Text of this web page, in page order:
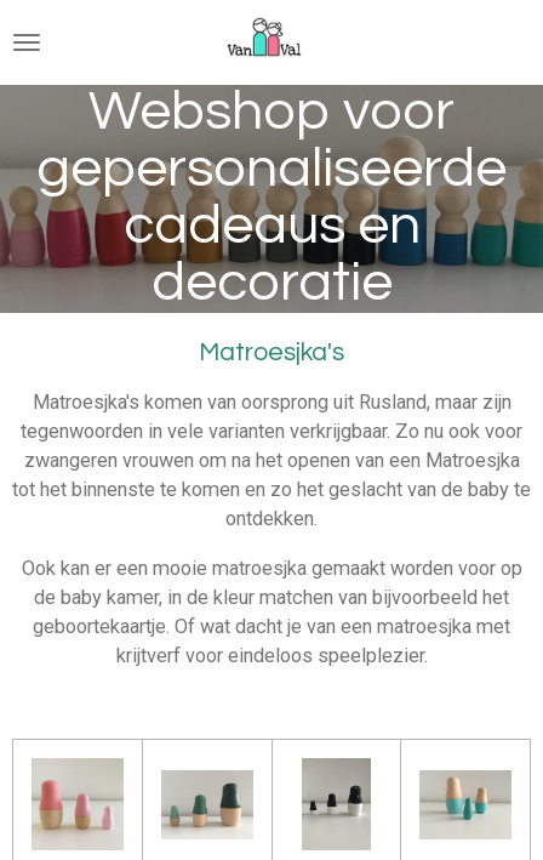
direct
naar
Webshop voor
gepersonaliseerde
cadeaus en
decoratie
Matroesjka's
Matroesjka's komen van oorsprong uit Rusland, maar zijn
tegenwoorden in vele varianten verkrijgbaar. Zo nu ook voor
zwangeren vrouwen om na het openen van een Matroesjka
tot het binnenste te komen en zo het geslacht van de baby te
ontdekken.
Ook kan er een mooie matroesjka gemaakt worden voor op
de baby kamer, in de kleur matchen van bijvoorbeeld het
geboortekaartje. Of wat dacht je van een matroesjka met
krijtverf voor eindeloos speelplezier.